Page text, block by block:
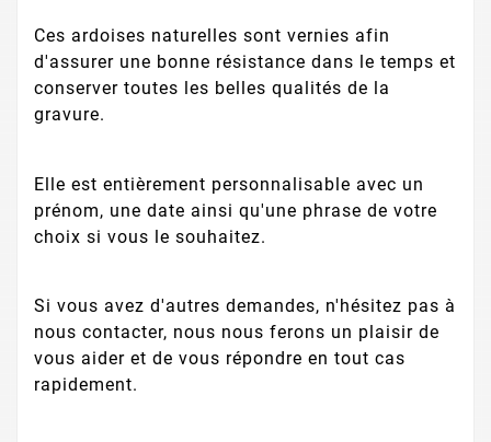
Ces ardoises naturelles sont vernies afin
d'assurer une bonne résistance dans le temps et
conserver toutes les belles qualités de la
gravure.
Elle est entièrement personnalisable avec un
prénom, une date ainsi qu'une phrase de votre
choix si vous le souhaitez.
Si vous avez d'autres demandes, n'hésitez pas à
nous contacter, nous nous ferons un plaisir de
vous aider et de vous répondre en tout cas
rapidement.